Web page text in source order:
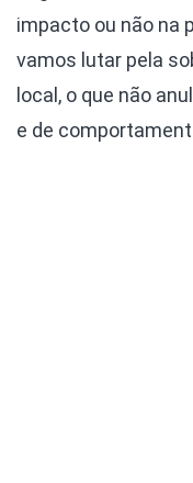
impacto ou não na
vamos lutar pela
local, o que não
e de